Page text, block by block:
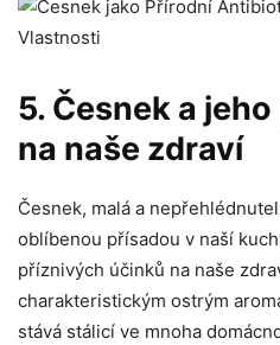
5. Česnek ⁣a
na naše zdraví
Česnek, malá a⁤
oblíbenou ‍přísadou v naší
příznivých účinků ⁢na naše
charakteristickým ostrým⁣
stává stálicí ‍ve ⁣mnoha‍